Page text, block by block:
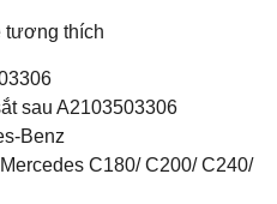
tương thích
sau A2103503306
Benz
Mercedes C180/ C200/ C240/